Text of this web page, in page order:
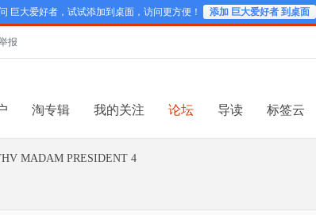
巨大爱好者，试试添加到桌面，访问更方便！ 添加 巨大爱好者 到桌面
报
淘专辑 我的关注 论坛 导读 标签云
MADAM PRESIDENT 4